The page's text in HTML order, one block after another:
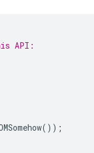
API:
());